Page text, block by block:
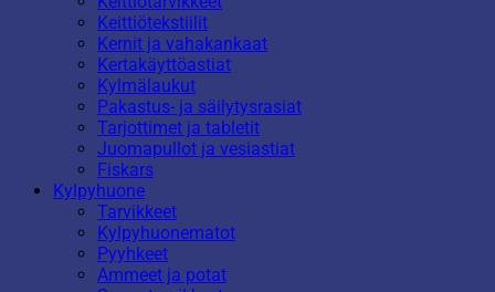
Keittiötekstiilit
Kernit ja vahakankaat
Kertakäyttöastiat
Kylmälaukut
Pakastus- ja säilytysrasiat
Tarjottimet ja tabletit
Juomapullot ja vesiastiat
Fiskars
Kylpyhuone
Tarvikkeet
Kylpyhuonematot
Pyyhkeet
Ammeet ja potat